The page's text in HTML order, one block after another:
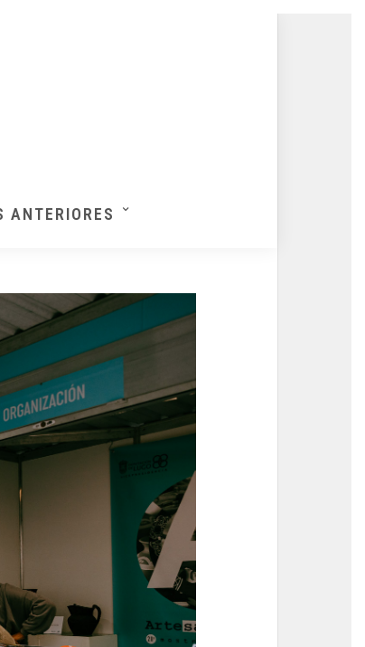
ANTERIORES